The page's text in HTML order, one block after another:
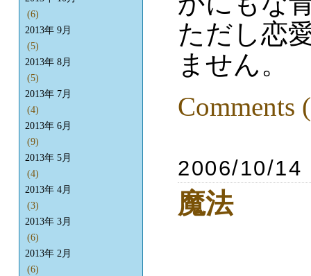
ただし恋
ません。
Comments
2006/10/14
魔法
(6)
2013年 9月
(5)
2013年 8月
(5)
2013年 7月
(4)
2013年 6月
(9)
2013年 5月
(4)
2013年 4月
(3)
2013年 3月
(6)
2013年 2月
(6)